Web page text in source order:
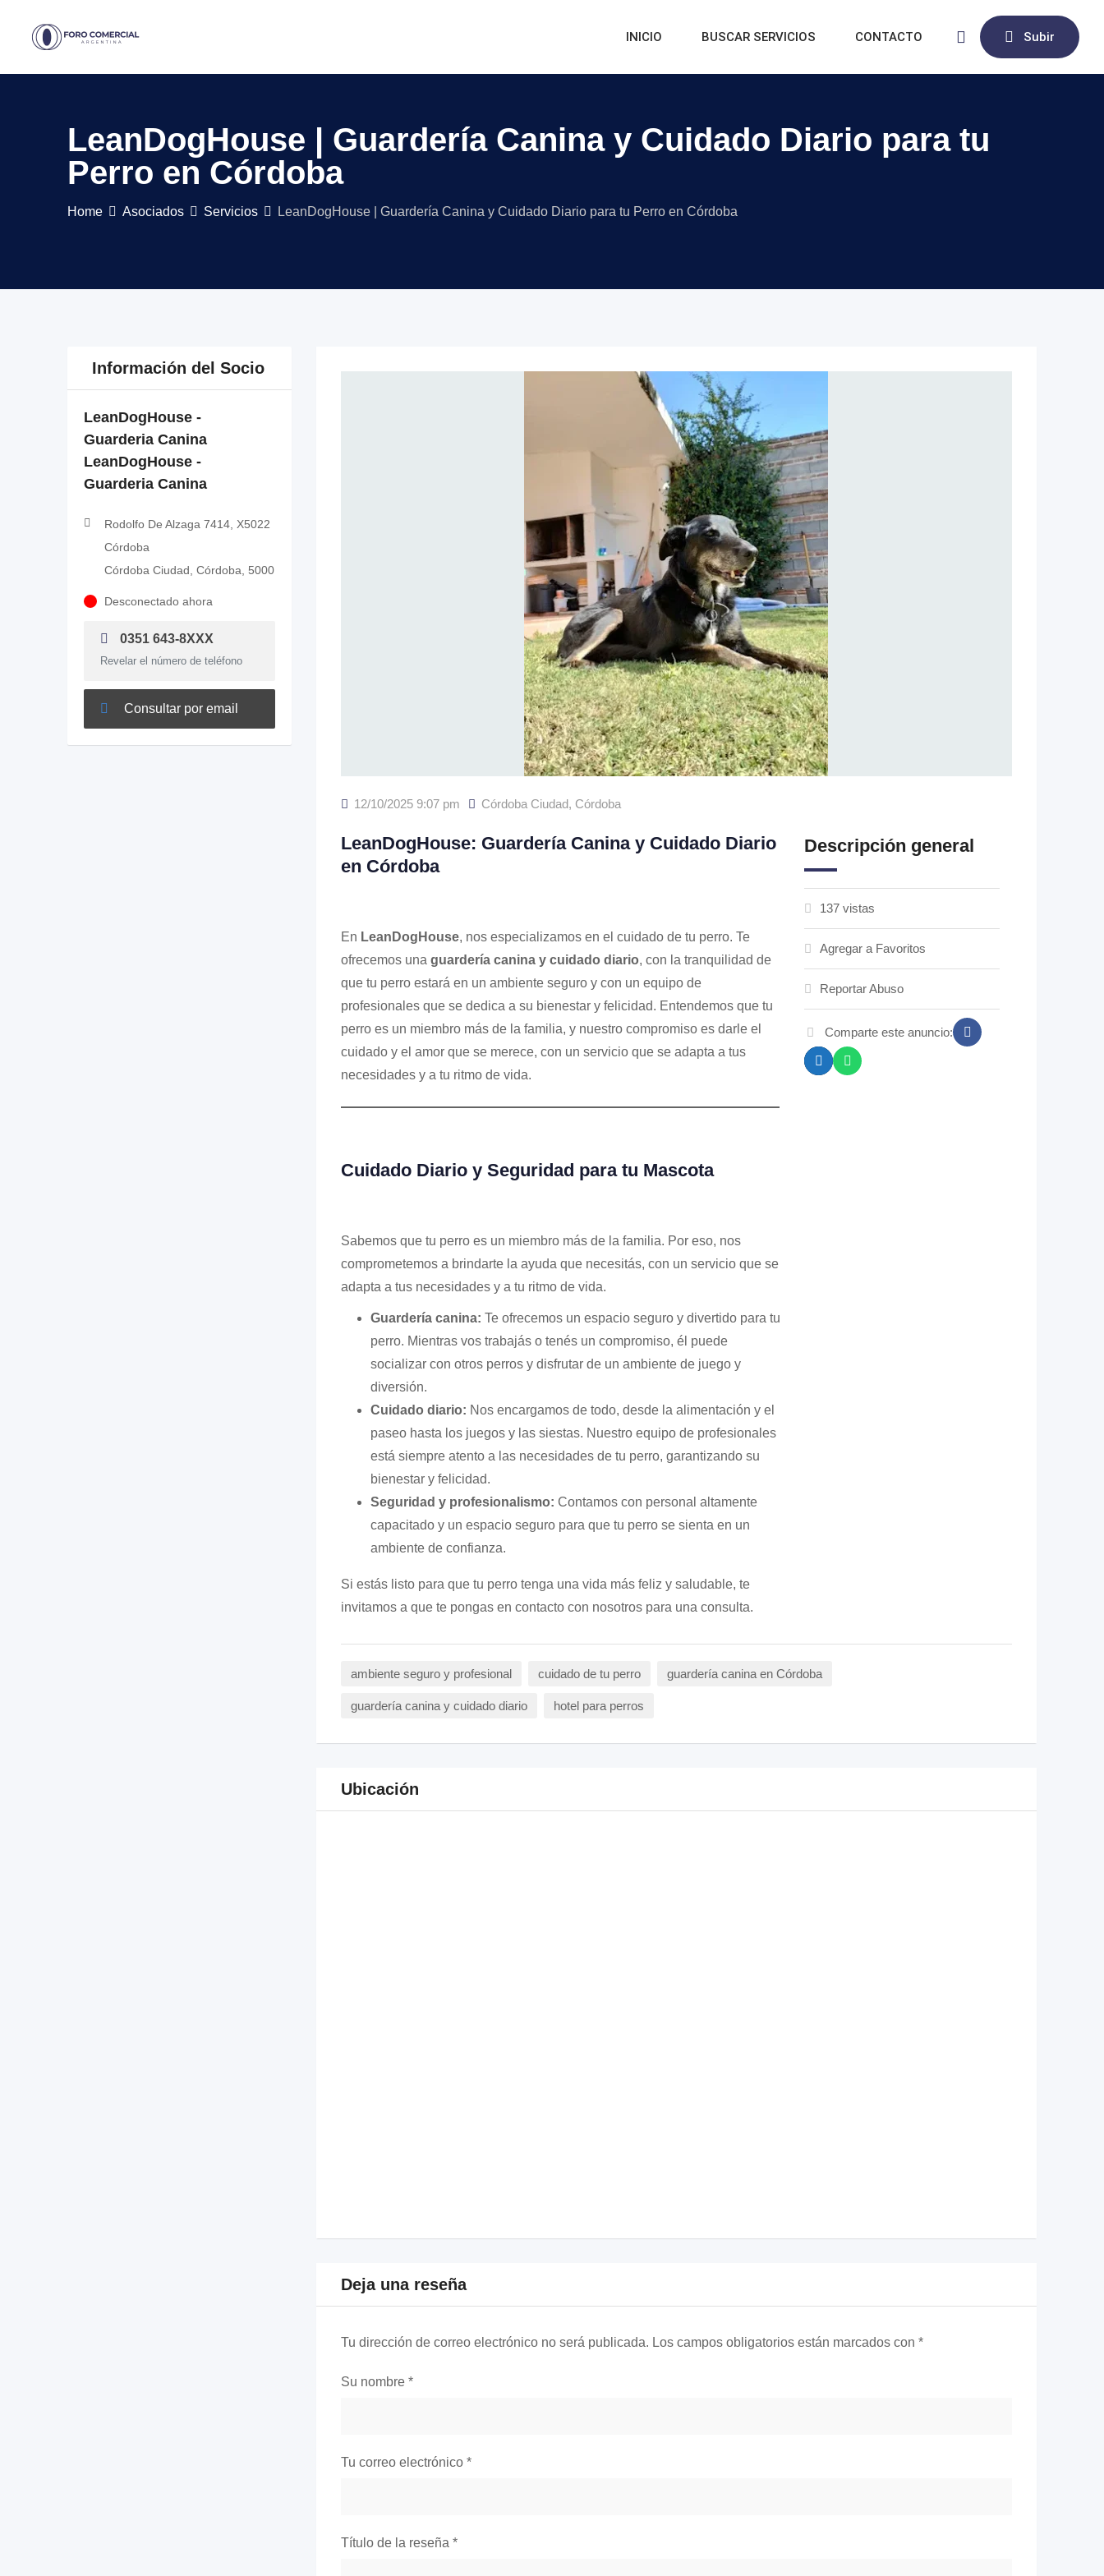
Subir
INICIO BUSCAR SERVICIOS CONTACTO
LeanDogHouse | Guardería Canina y Cuidado Diario para tu
Perro en Córdoba
Home Asociados Servicios LeanDogHouse | Guardería Canina y Cuidado Diario para tu Perro en Córdoba
Información del Socio
LeanDogHouse -
Guarderia Canina
LeanDogHouse -
Guarderia Canina
Rodolfo De Alzaga 7414, X5022
Córdoba
Córdoba Ciudad, Córdoba, 5000
Desconectado ahora
0351 643-8XXX
Revelar el número de teléfono
Consultar por email
12/10/2025 9:07 pm Córdoba Ciudad, Córdoba
LeanDogHouse: Guardería Canina y Cuidado Diario
en Córdoba
En LeanDogHouse, nos especializamos en el cuidado de tu perro. Te
ofrecemos una guardería canina y cuidado diario, con la tranquilidad de
que tu perro estará en un ambiente seguro y con un equipo de
profesionales que se dedica a su bienestar y felicidad. Entendemos que tu
perro es un miembro más de la familia, y nuestro compromiso es darle el
cuidado y el amor que se merece, con un servicio que se adapta a tus
necesidades y a tu ritmo de vida.
Cuidado Diario y Seguridad para tu Mascota
Sabemos que tu perro es un miembro más de la familia. Por eso, nos
comprometemos a brindarte la ayuda que necesitás, con un servicio que se
adapta a tus necesidades y a tu ritmo de vida.
Guardería canina: Te ofrecemos un espacio seguro y divertido para tu
perro. Mientras vos trabajás o tenés un compromiso, él puede
socializar con otros perros y disfrutar de un ambiente de juego y
diversión.
Cuidado diario: Nos encargamos de todo, desde la alimentación y el
paseo hasta los juegos y las siestas. Nuestro equipo de profesionales
está siempre atento a las necesidades de tu perro, garantizando su
bienestar y felicidad.
Seguridad y profesionalismo: Contamos con personal altamente
capacitado y un espacio seguro para que tu perro se sienta en un
ambiente de confianza.
Si estás listo para que tu perro tenga una vida más feliz y saludable, te
invitamos a que te pongas en contacto con nosotros para una consulta.
Descripción general
137 vistas
Agregar a Favoritos
Reportar Abuso
Comparte este anuncio:
ambiente seguro y profesional cuidado de tu perro guardería canina en Córdoba
guardería canina y cuidado diario hotel para perros
Ubicación
Deja una reseña
Tu dirección de correo electrónico no será publicada. Los campos obligatorios están marcados con *
Su nombre *
Tu correo electrónico *
Título de la reseña *